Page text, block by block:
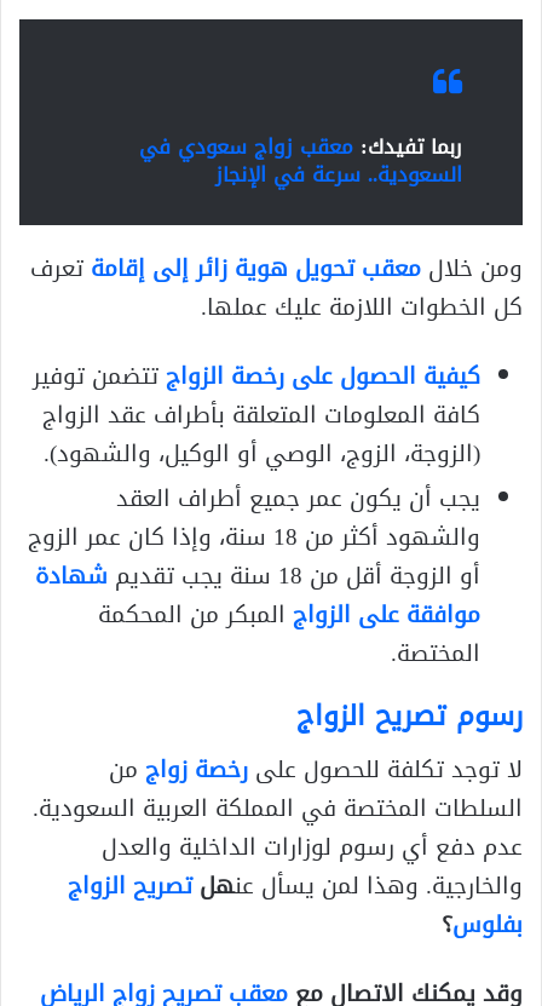
ربما تفيدك: معقب زواج سعودي في
السعودية.. سرعة في الإنجاز
ومن خلالمعقب تحويل هوية زائر إلى إقامةتعرف
كل الخطوات اللازمة عليك عملها.
كيفية الحصول على رخصة الزواجتتضمن توفير
كافة المعلومات المتعلقة بأطراف عقد الزواج
(الزوجة، الزوج، الوصي أو الوكيل، والشهود).
يجب أن يكون عمر جميع أطراف العقد
والشهود أكثر من 18 سنة، وإذا كان عمر الزوج
أو الزوجة أقل من 18 سنة يجب تقديم
شهادة
موافقة على الزواج المبكر من المحكمة
المختصة.
رسوم تصريح الزواج
لا توجد تكلفة للحصول علىرخصة زواجمن
السلطات المختصة في المملكة العربية السعودية.
عدم دفع أي رسوم لوزارات الداخلية والعدل
والخارجية. وهذا لمن يسأل عنهلتصريح الزواج
بفلوس؟
وقد يمكنك الاتصال معمعقب تصريح زواج الرياض